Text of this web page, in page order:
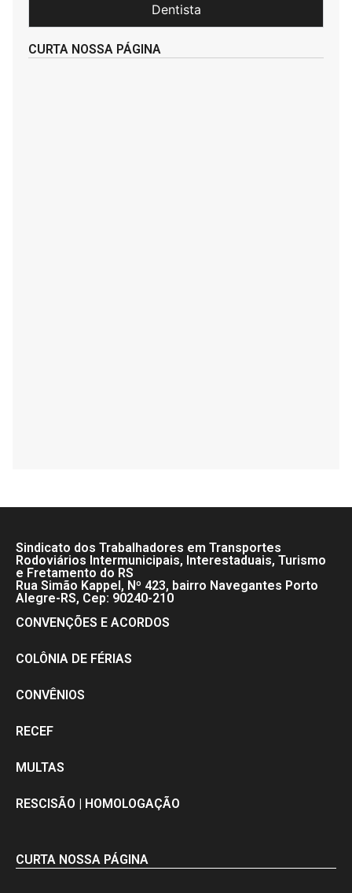
Dentista
CURTA NOSSA PÁGINA
Sindicato dos Trabalhadores em Transportes
Rodoviários Intermunicipais, Interestaduais, Turismo
e Fretamento do RS
Rua Simão Kappel, Nº 423, bairro Navegantes Porto
Alegre-RS, Cep: 90240-210
CONVENÇÕES E ACORDOS
COLÔNIA DE FÉRIAS
CONVÊNIOS
RECEF
MULTAS
RESCISÃO | HOMOLOGAÇÃO
CURTA NOSSA PÁGINA